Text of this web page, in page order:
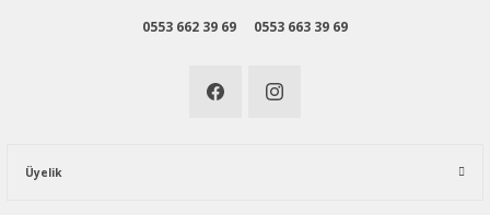
0553 662 39 69 0553 663 39 69
Üyelik